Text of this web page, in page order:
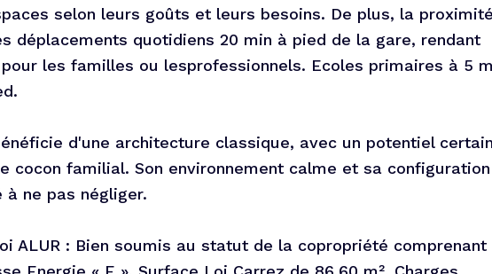
selon leurs goûts et leurs besoins. De plus, la proximité
déplacements quotidiens 20 min à pied de la gare, rendant
les familles ou lesprofessionnels. Ecoles primaires à 5
d'une architecture classique, avec un potentiel certain
cocon familial. Son environnement calme et sa configuration
ne pas négliger.
ALUR : Bien soumis au statut de la copropriété comprenant